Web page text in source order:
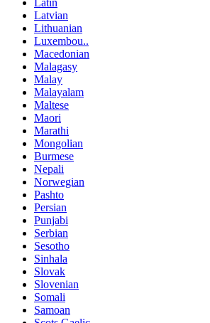
Latin
Latvian
Lithuanian
Luxembou..
Macedonian
Malagasy
Malay
Malayalam
Maltese
Maori
Marathi
Mongolian
Burmese
Nepali
Norwegian
Pashto
Persian
Punjabi
Serbian
Sesotho
Sinhala
Slovak
Slovenian
Somali
Samoan